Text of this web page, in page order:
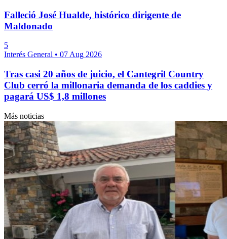
Falleció José Hualde, histórico dirigente de
Maldonado
5
Interés General • 07 Aug 2026
Tras casi 20 años de juicio, el Cantegril Country
Club cerró la millonaria demanda de los caddies y
pagará US$ 1,8 millones
Más noticias